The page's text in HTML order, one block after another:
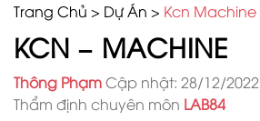
Trang Chủ > Dự Án > Kcn Machine
KCN – MACHINE
Thông PhạmCập nhật: 28/12/2022
Thẩm định chuyên môn LAB84